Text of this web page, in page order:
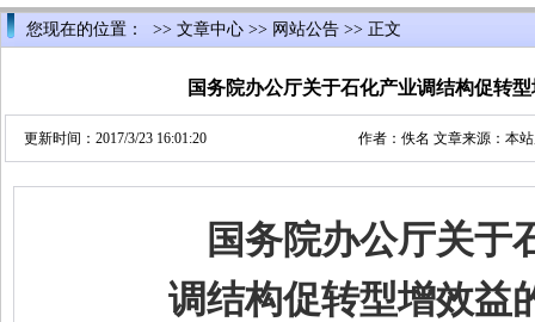
您现在的位置： >> 文章中心 >> 网站公告 >> 正文
国务院办公厅关于石化产业调结构促转
更新时间：2017/3/23 16:01:20 作者：佚名 文章来源：本
国务院办公厅关于
调结构促转型增效益